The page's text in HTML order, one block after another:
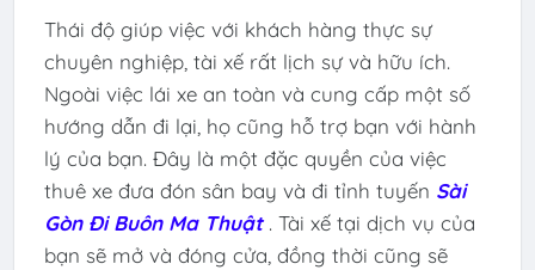
Thái độ giúp việc với khách hàng thực sự
chuyên nghiệp, tài xế rất lịch sự và hữu ích.
Ngoài việc lái xe an toàn và cung cấp một số
hướng dẫn đi lại, họ cũng hỗ trợ bạn với hành
lý của bạn. Đây là một đặc quyền của việc
thuê xe đưa đón sân bay và đi tỉnh tuyến Sài
Gòn Đi Buôn Ma Thuật. Tài xế tại dịch vụ của
bạn sẽ mở và đóng cửa, đồng thời cũng sẽ